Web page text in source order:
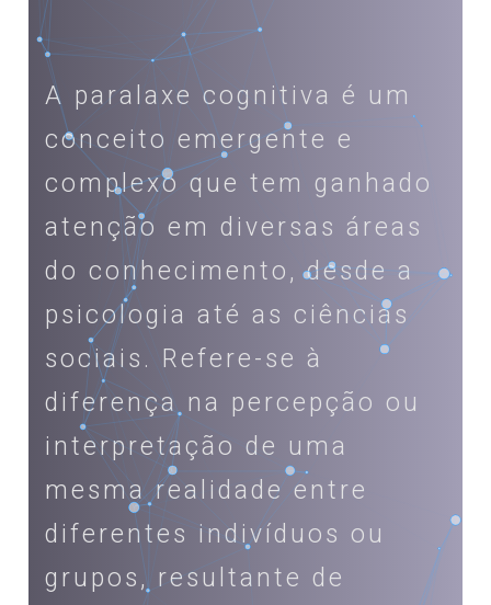
A paralaxe cognitiva é um
conceito emergente e
complexo que tem ganhado
atenção em diversas áreas
do conhecimento, desde a
psicologia até as ciências
sociais. Refere-se à
diferença na percepção ou
interpretação de uma
mesma realidade entre
diferentes indivíduos ou
grupos, resultante de